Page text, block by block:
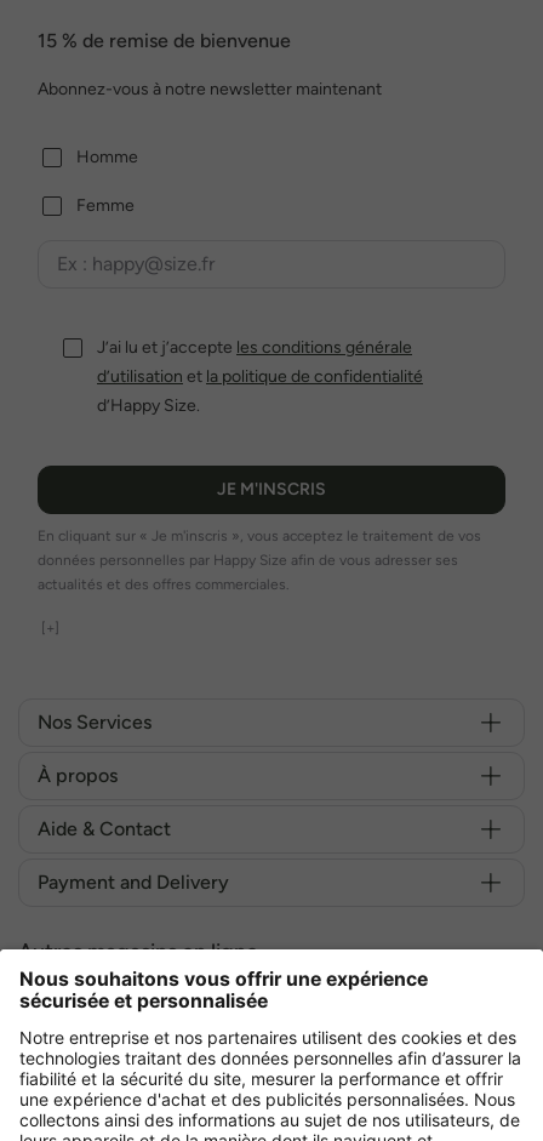
15 % de remise de bienvenue
Abonnez-vous à notre newsletter maintenant
Homme
Femme
J’ai lu et j’accepte les conditions générale
d’utilisation et la politique de confidentialité
d’Happy Size.
JE M'INSCRIS
En cliquant sur « Je m'inscris », vous acceptez le traitement de vos
données personnelles par Happy Size afin de vous adresser ses
actualités et des offres commerciales.
[+]
Nos Services
À propos
Aide & Contact
Payment and Delivery
Autres magasins en ligne
France
Achetez en toute sécurité avec :